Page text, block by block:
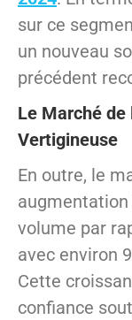
sur ce
un nouveau
précédent
Le Marché de
Vertigineuse
En outre, le
augmentation
volume par
avec environ
Cette
confiance